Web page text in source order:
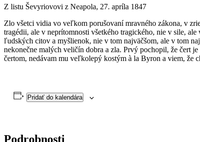
Z listu Ševyriovovi z Neapola, 27. apríla 1847
Zlo všetci vidia vo veľkom porušovaní mravného zákona, v
tragédii, ale v neprítomnosti všetkého tragického, nie v sile,
ľudských citov a myšlienok, nie v tom najväčšom, ale v tom
nekonečne malých veličín dobra a zla. Prvý pochopil, že čert
čertom, nedávam mu veľkolepý kostým à la Byron a viem, že
Pridať do kalendára
Podrobnosti